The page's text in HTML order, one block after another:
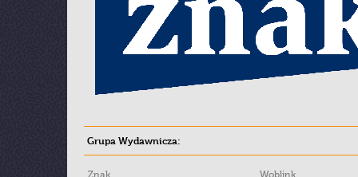
Grupa Wydawnicza:
Znak
Woblink